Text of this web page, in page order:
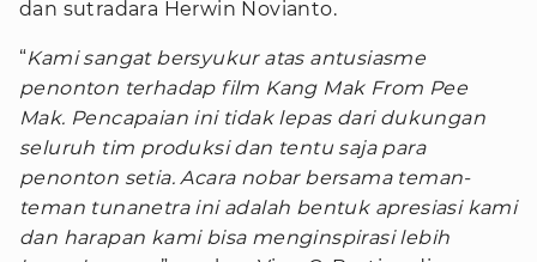
dan sutradara Herwin Novianto.
“Kami sangat bersyukur atas antusiasme
penonton terhadap film Kang Mak From Pee
Mak. Pencapaian ini tidak lepas dari dukungan
seluruh tim produksi dan tentu saja para
penonton setia. Acara nobar bersama teman-
teman tunanetra ini adalah bentuk apresiasi kami
dan harapan kami bisa menginspirasi lebih